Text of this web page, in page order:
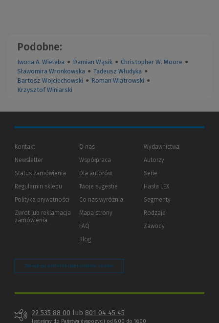
Podobne:
Iwona A. Wieleba ● Damian Wąsik ● Christopher W. Moore ●
Sławomira Wronkowska ● Tadeusz Włudyka ●
Bartosz Wojciechowski ● Roman Wiatrowski ●
Krzysztof Winiarski
Kontakt
Newsletter
Status zamówienia
Regulamin sklepu
Polityka prywatności (Nowe
(Link
innej
Zwrot lub reklamacja
zamówienia
O nas
Współpraca
Dla autorów(Nowe
(Link
innej
strony)
Twoje sugestie
Co nas wyróżnia
Mapa strony
FAQ
Blog
Wydawnictwa
Autorzy
Serie
Hasła LEX
Segmenty
Rodzaje
Zawody
Zarządzaj preferencjami plików cookie
22 535 88 00 lub 801 04 45 45
Jesteśmy do Państwa dyspozycji od 8:00 do 16:00